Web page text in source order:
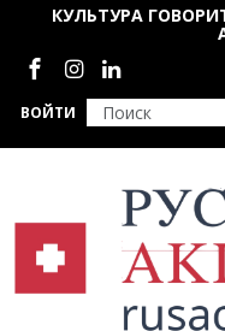
Перейти к основному
ВОЙТИ
КУЛЬТУРА
Социальные сети